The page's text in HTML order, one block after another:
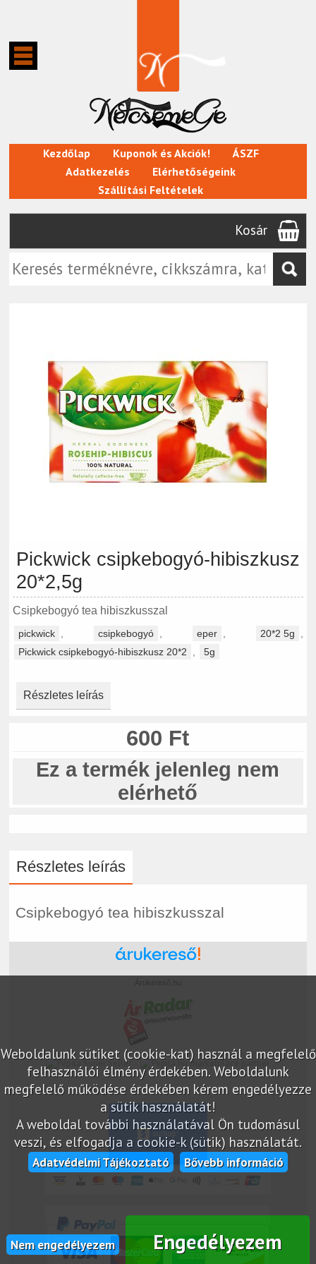
Kezdőlap Kuponok és Akciók!
ÁSZF
Adatkezelés
Elérhetőségeink
Szállítási Feltételek
Kosár
Pickwick csipkebogyó-hibiszkusz
20*2,5g
Csipkebogyó tea hibiszkusszal
pickwick csipkebogyó eper 20*2 5g
Pickwick csipkebogyó-hibiszkusz 20*2
5g
Részletes leírás
600 Ft
Ez a termék jelenleg nem
elérhető
Részletes leírás
Csipkebogyó tea hibiszkusszal
Weboldalunk sütiket (cookie-kat) használ a megfelelő
felhasználói élmény érdekében. Weboldalunk
megfelelő működése érdekében kérem engedélyezze
a sütik használatát!
A weboldal további használatával Ön tudomásul
veszi, és elfogadja a cookie-k (sütik) használatát.
Adatvédelmi Tájékoztató Bővebb információ
Nem engedélyezem Engedélyezem
marketplace partner